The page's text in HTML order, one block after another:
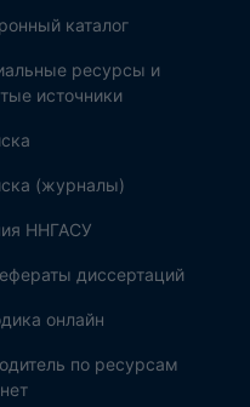
каталог
ресурсы и
источники
(журналы)
ННГАСУ
диссертаций
онлайн
по ресурсам